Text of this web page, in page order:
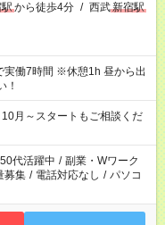
から徒歩4分 / 西武新宿駅
憩1h 昼から出
！
月～スタートもご相談くだ
代活躍中 / 副業・Wワーク
募集 / 電話対応なし / パソコ